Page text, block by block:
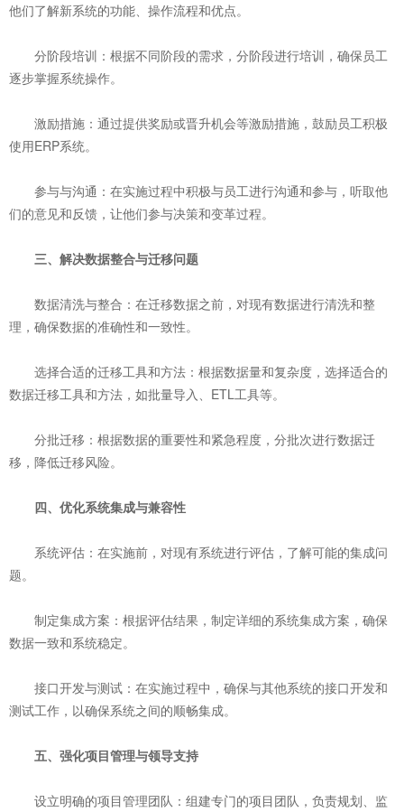
他们了解新系统的功能、操作流程和优点。
‌分阶段培训‌：根据不同阶段的需求，分阶段进行培训，确保员工
逐步掌握系统操作。
‌激励措施‌：通过提供奖励或晋升机会等激励措施，鼓励员工积极
使用ERP系统。
‌参与与沟通‌：在实施过程中积极与员工进行沟通和参与，听取他
们的意见和反馈，让他们参与决策和变革过程。
三、解决数据整合与迁移问题
‌数据清洗与整合‌：在迁移数据之前，对现有数据进行清洗和整
理，确保数据的准确性和一致性。
‌选择合适的迁移工具和方法‌：根据数据量和复杂度，选择适合的
数据迁移工具和方法，如批量导入、ETL工具等。
‌分批迁移‌：根据数据的重要性和紧急程度，分批次进行数据迁
移，降低迁移风险。
四、优化系统集成与兼容性
‌系统评估‌：在实施前，对现有系统进行评估，了解可能的集成问
题。
‌制定集成方案‌：根据评估结果，制定详细的系统集成方案，确保
数据一致和系统稳定。
‌接口开发与测试‌：在实施过程中，确保与其他系统的接口开发和
测试工作，以确保系统之间的顺畅集成。
五、强化项目管理与领导支持
‌设立明确的项目管理团队‌：组建专门的项目团队，负责规划、监